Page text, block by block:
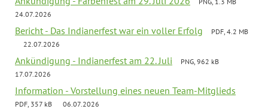
24.07.2026
Bericht - Das Indianerfest war ein voller Erfolg
PDF, 4.2 MB
22.07.2026
Ankündigung - Indianerfest am 22. Juli
PNG, 962 kB
17.07.2026
Information - Vorstellung eines neuen Team-Mitglieds
PDF, 357 kB 06.07.2026